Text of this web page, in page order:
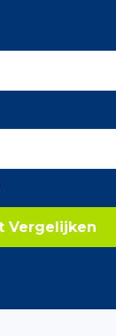
Vergelijken